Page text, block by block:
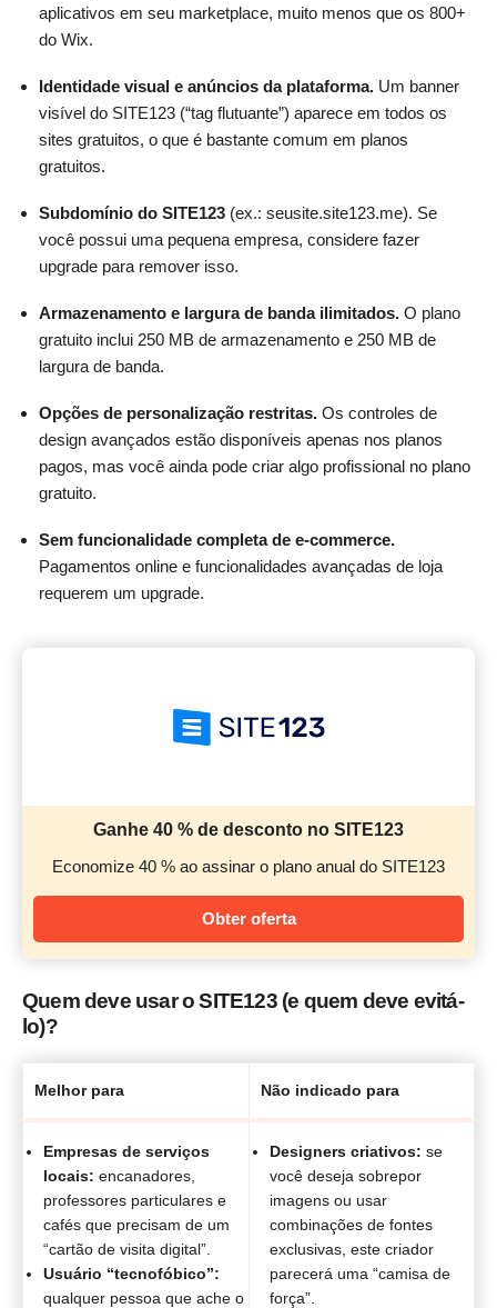
aplicativos em seu marketplace, muito menos que os 800+
do Wix.
Identidade visual e anúncios da plataforma. Um banner
visível do SITE123 (“tag flutuante”) aparece em todos os
sites gratuitos, o que é bastante comum em planos
gratuitos.
Subdomínio do SITE123 (ex.: seusite.site123.me). Se
você possui uma pequena empresa, considere fazer
upgrade para remover isso.
Armazenamento e largura de banda ilimitados. O plano
gratuito inclui 250 MB de armazenamento e 250 MB de
largura de banda.
Opções de personalização restritas. Os controles de
design avançados estão disponíveis apenas nos planos
pagos, mas você ainda pode criar algo profissional no plano
gratuito.
Sem funcionalidade completa de e-commerce.
Pagamentos online e funcionalidades avançadas de loja
requerem um upgrade.
Ganhe 40 % de desconto no SITE123
Economize 40 % ao assinar o plano anual do SITE123
Obter oferta
Quem deve usar o SITE123 (e quem deve evitá-
lo)?
Melhor para Não indicado para
Empresas de serviços
locais: encanadores,
professores particulares e
cafés que precisam de um
“cartão de visita digital”.
Usuário “tecnofóbico”:
qualquer pessoa que ache o
Designers criativos: se
você deseja sobrepor
imagens ou usar
combinações de fontes
exclusivas, este criador
parecerá uma “camisa de
força”.